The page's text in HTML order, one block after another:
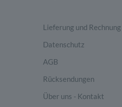
Lieferung und Rechnung
Datenschutz
AGB
Rücksendungen
Über uns - Kontakt